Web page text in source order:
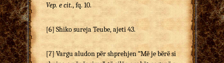
Vep. e cit., fq. 10.
[6]Shiko sureja Teube, ajeti 43.
[7]Vargu aludon për shprehjen “Më je bërë si